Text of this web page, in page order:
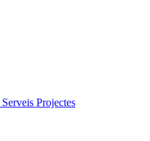
Serveis Projectes